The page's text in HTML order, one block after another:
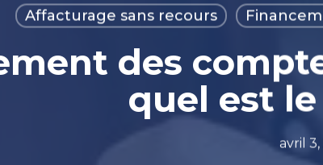
Affacturage sans recours
des
quel est
avril